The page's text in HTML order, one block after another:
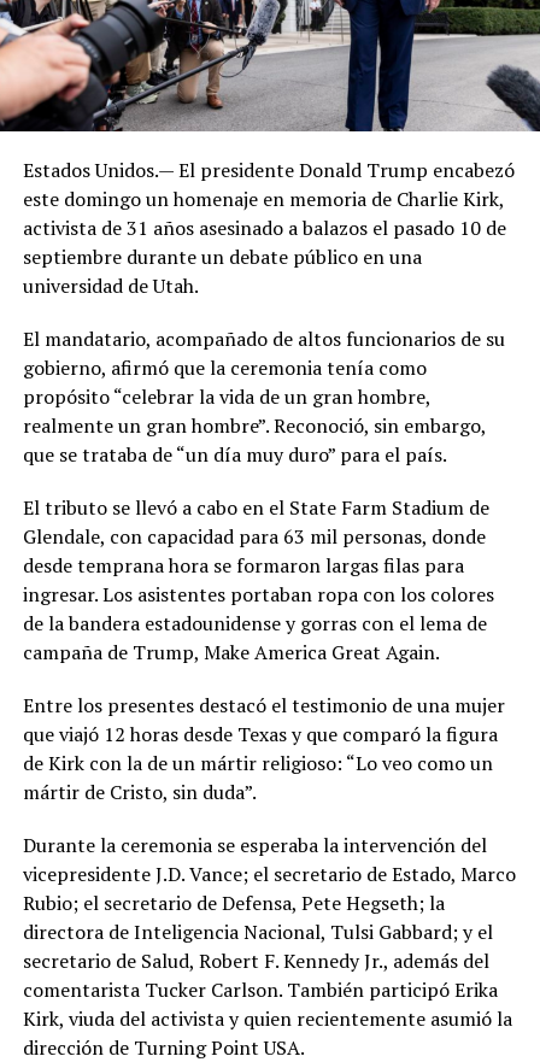
Estados Unidos.— El presidente Donald Trump encabezó
este domingo un homenaje en memoria de Charlie Kirk,
activista de 31 años asesinado a balazos el pasado 10 de
septiembre durante un debate público en una
universidad de Utah.
El mandatario, acompañado de altos funcionarios de su
gobierno, afirmó que la ceremonia tenía como
propósito “celebrar la vida de un gran hombre,
realmente un gran hombre”. Reconoció, sin embargo,
que se trataba de “un día muy duro” para el país.
El tributo se llevó a cabo en el State Farm Stadium de
Glendale, con capacidad para 63 mil personas, donde
desde temprana hora se formaron largas filas para
ingresar. Los asistentes portaban ropa con los colores
de la bandera estadounidense y gorras con el lema de
campaña de Trump, Make America Great Again.
Entre los presentes destacó el testimonio de una mujer
que viajó 12 horas desde Texas y que comparó la figura
de Kirk con la de un mártir religioso: “Lo veo como un
mártir de Cristo, sin duda”.
Durante la ceremonia se esperaba la intervención del
vicepresidente J.D. Vance; el secretario de Estado, Marco
Rubio; el secretario de Defensa, Pete Hegseth; la
directora de Inteligencia Nacional, Tulsi Gabbard; y el
secretario de Salud, Robert F. Kennedy Jr., además del
comentarista Tucker Carlson. También participó Erika
Kirk, viuda del activista y quien recientemente asumió la
dirección de Turning Point USA.